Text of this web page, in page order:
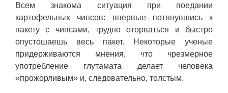
Всем знакома ситуация при поедании
картофельных чипсов: впервые потянувшись к
пакету с чипсами, трудно оторваться и быстро
опустошаешь весь пакет. Некоторые ученые
придерживаются мнения, что чрезмерное
употребление глутамата делает человека
«прожорливым» и, следовательно, толстым.